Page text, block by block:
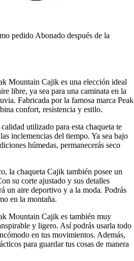
pedido Abonado después de la
Mountain Cajik es una elección ideal
libre, ya sea para una caminata en la
Fabricada por la famosa marca Peak
confort, resistencia y estilo.
utilizado para esta chaqueta te
inclemencias del tiempo. Ya sea bajo
húmedas, permanecerás seco
la chaqueta Cajik también posee un
su corte ajustado y sus detalles
un aire deportivo y a la moda. Podrás
en la montaña.
Mountain Cajik es también muy
y ligero. Así podrás usarla todo
en tus movimientos. Además,
para guardar tus cosas de manera